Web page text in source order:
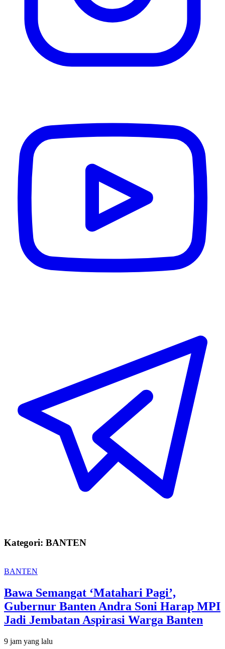
Kategori: BANTEN
BANTEN
Bawa Semangat ‘Matahari Pagi’,
Gubernur Banten Andra Soni Harap MPI
Jadi Jembatan Aspirasi Warga Banten
9 jam yang lalu